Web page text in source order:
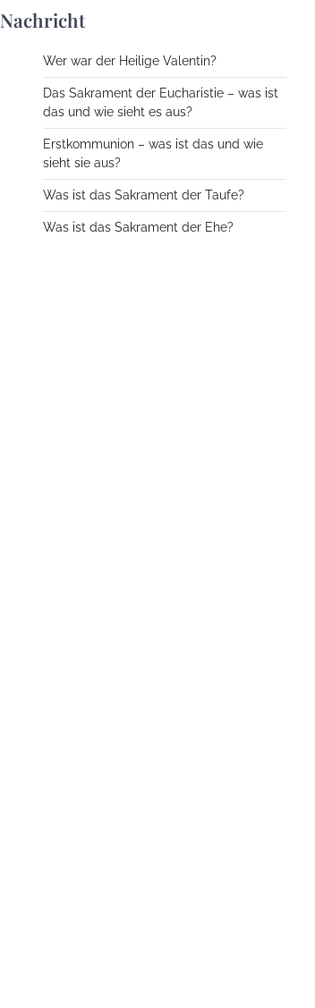
Nachricht
Wer war der Heilige Valentin?
Das Sakrament der Eucharistie – was ist
das und wie sieht es aus?
Erstkommunion – was ist das und wie
sieht sie aus?
Was ist das Sakrament der Taufe?
Was ist das Sakrament der Ehe?